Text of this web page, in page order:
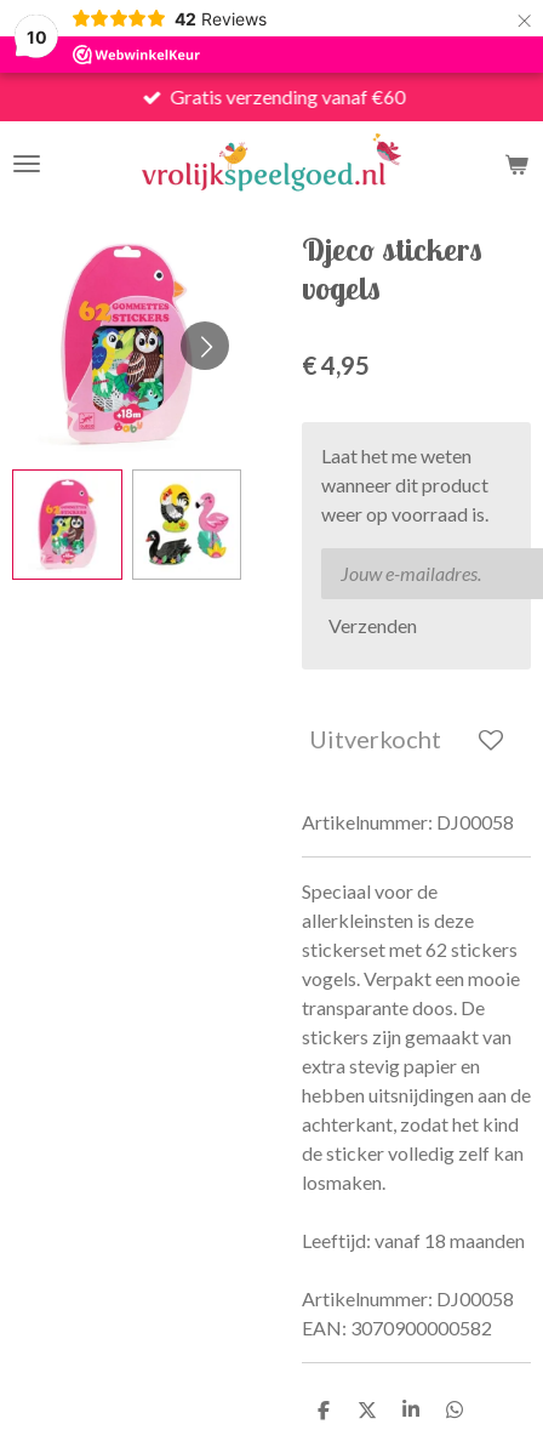
10
42 Reviews ×
Gratis verzending vanaf €60
Djeco stickers
vogels
€ 4,95
Laat het me weten
wanneer dit product
weer op voorraad is.
Verzenden
Uitverkocht
Artikelnummer: DJ00058
Speciaal voor de
allerkleinsten is deze
stickerset met 62 stickers
vogels. Verpakt een mooie
transparante doos. De
stickers zijn gemaakt van
extra stevig papier en
hebben uitsnijdingen aan de
achterkant, zodat het kind
de sticker volledig zelf kan
losmaken.
Leeftijd: vanaf 18 maanden
Artikelnummer: DJ00058
EAN: 3070900000582
D
D
S
D